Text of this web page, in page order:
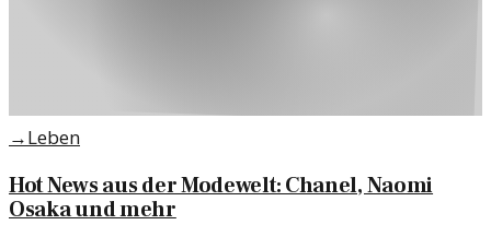
→Leben
Hot News aus der Modewelt: Chanel, Naomi
Osaka und mehr